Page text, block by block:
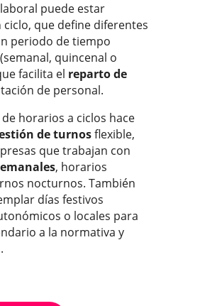
puede estar
ciclo, que define diferentes
periodo de tiempo
quincenal o
facilita el reparto de
de personal.
horarios a ciclos hace
de turnosflexible,
que trabajan con
, horarios
nocturnos. También
días festivos
o locales para
a la normativa y